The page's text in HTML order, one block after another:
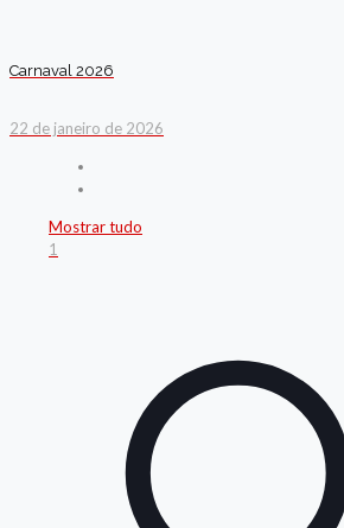
Carnaval 2026
22 de janeiro de 2026
Mostrar tudo
1